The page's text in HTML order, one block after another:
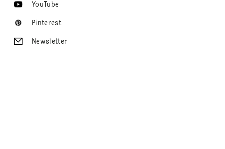
YouTube
Pinterest
Newsletter